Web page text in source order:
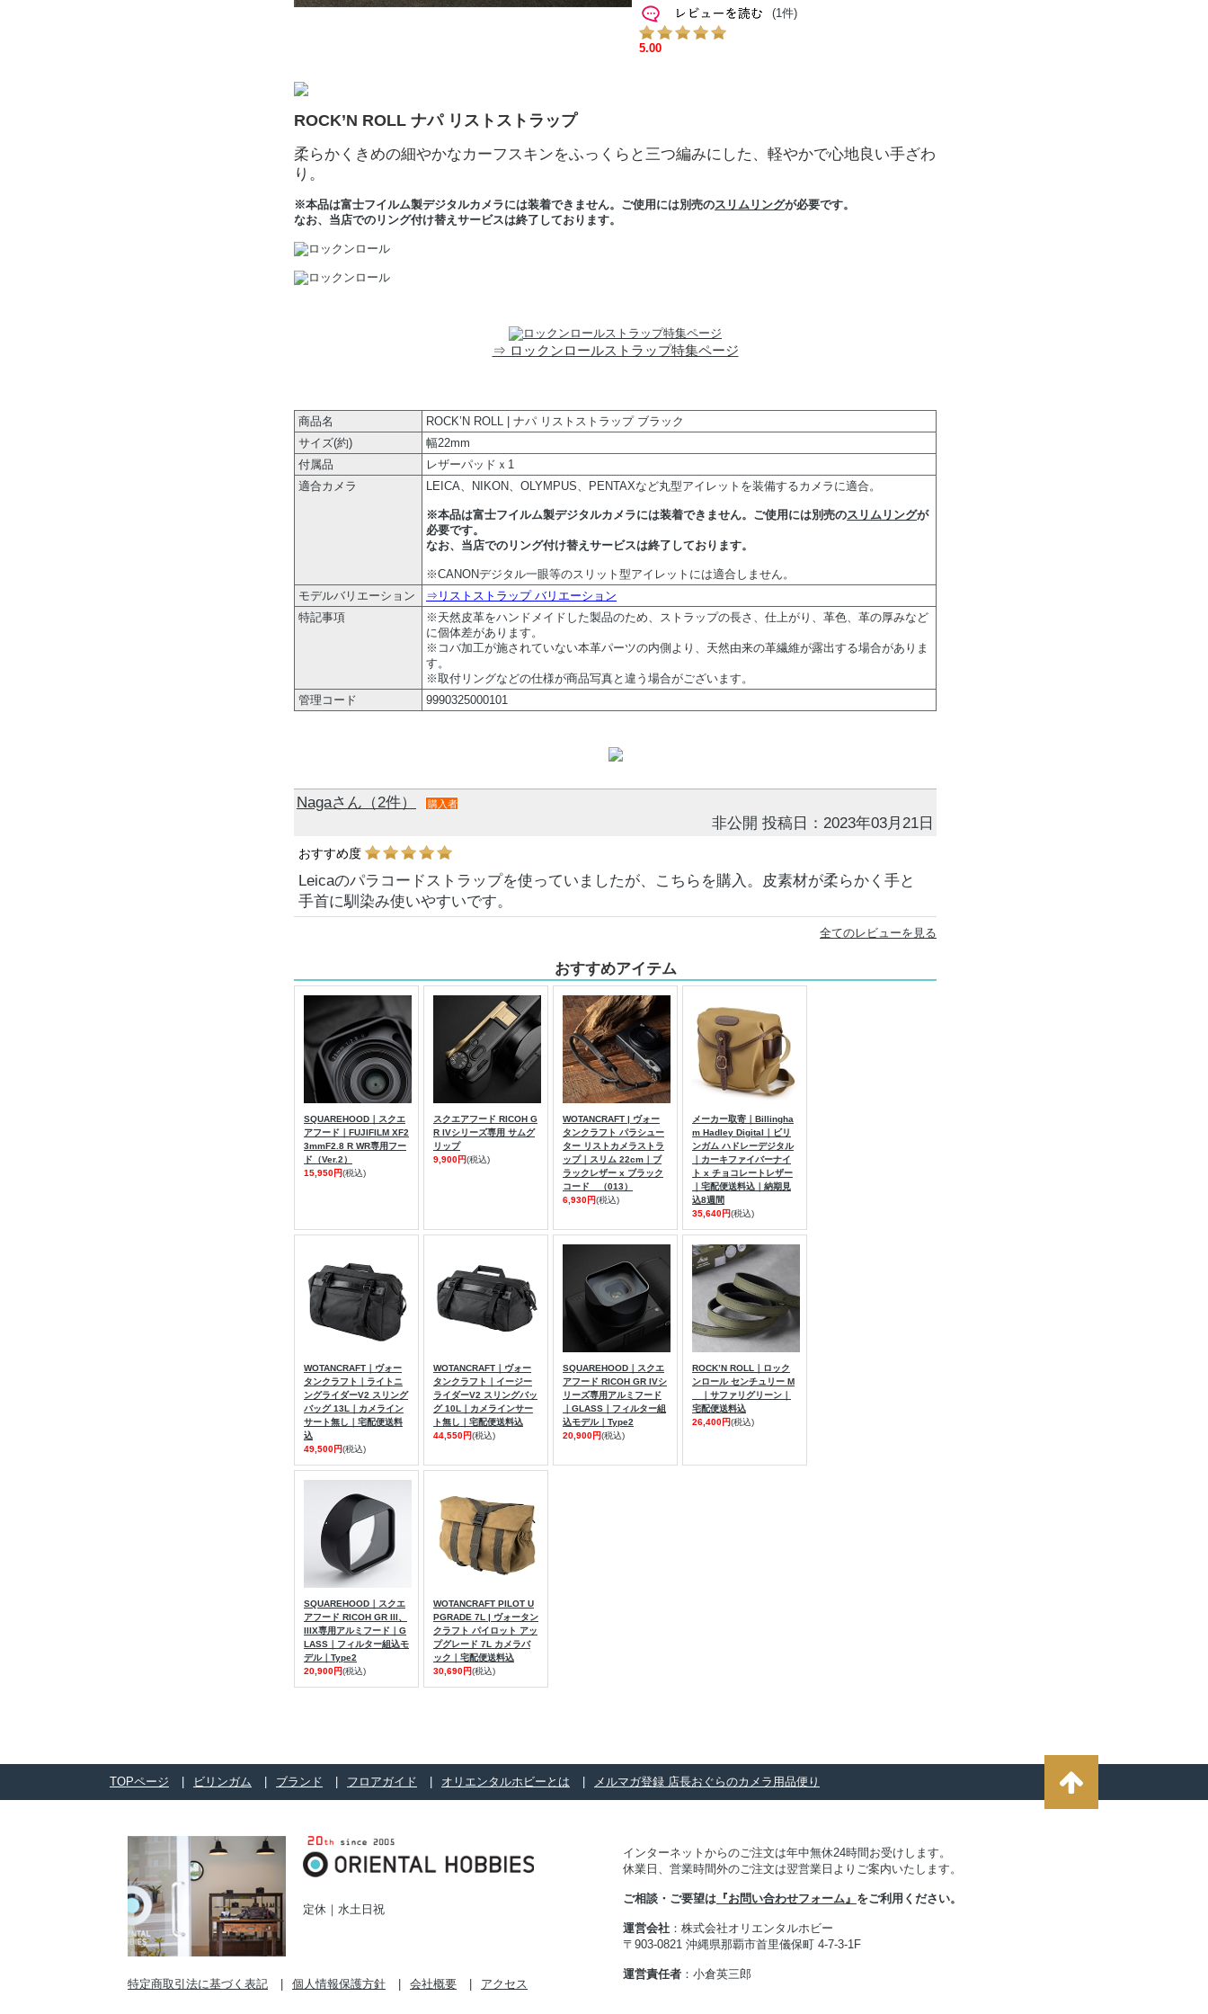
(1件)
ROCK’N ROLL ナパ リストストラップ
柔らかくきめの細やかなカーフスキンをふっくらと三つ編みにした、軽やかで心地良い手ざわ
り。
※本品は富士フイルム製デジタルカメラには装着できません。ご使用には別売のスリムリングが必要です。
なお、当店でのリング付け替えサービスは終了しております。
⇒ ロックンロールストラップ特集ページ
商品名
ROCK’N ROLL | ナパ リストストラップ ブラック
サイズ(約)
幅22mm
付属品
レザーパッドｘ1
適合カメラ
LEICA、NIKON、OLYMPUS、PENTAXなど丸型アイレットを装備するカメラに適合。
※本品は富士フイルム製デジタルカメラには装着できません。ご使用には別売のスリムリングが
必要です。
なお、当店でのリング付け替えサービスは終了しております。
※CANONデジタル一眼等のスリット型アイレットには適合しません。
モデルバリエーション
⇒リストストラップ バリエーション
特記事項
※天然皮革をハンドメイドした製品のため、ストラップの長さ、仕上がり、革色、革の厚みなど
に個体差があります。
※コバ加工が施されていない本革パーツの内側より、天然由来の革繊維が露出する場合がありま
す。
※取付リングなどの仕様が商品写真と違う場合がございます。
管理コード
9990325000101
Nagaさん（2件） 購入者
非公開 投稿日：2023年03月21日
おすすめ度
Leicaのパラコードストラップを使っていましたが、こちらを購入。皮素材が柔らかく手と
手首に馴染み使いやすいです。
全てのレビューを見る
おすすめアイテム
SQUAREHOOD｜スクエ
アフード｜FUJIFILM XF2
3mmF2.8 R WR専用フー
ド（Ver.2）
15,950円(税込)
スクエアフード RICOH G
R IVシリーズ専用 サムグ
リップ
9,900円(税込)
WOTANCRAFT | ヴォー
タンクラフト パラシュー
ター リストカメラストラ
ップ｜スリム 22cm｜ブ
ラックレザー x ブラック
コード （013）
6,930円(税込)
メーカー取寄｜Billingha
m Hadley Digital｜ビリ
ンガム ハドレーデジタル
｜カーキファイバーナイ
ト x チョコレートレザー
｜宅配便送料込｜納期見
込8週間
35,640円(税込)
WOTANCRAFT｜ヴォー
タンクラフト｜ライトニ
ングライダーV2 スリング
バッグ 13L｜カメライン
サート無し｜宅配便送料
込
49,500円(税込)
WOTANCRAFT｜ヴォー
タンクラフト｜イージー
ライダーV2 スリングバッ
グ 10L｜カメラインサー
ト無し｜宅配便送料込
44,550円(税込)
SQUAREHOOD｜スクエ
アフード RICOH GR IVシ
リーズ専用アルミフード
｜GLASS｜フィルター組
込モデル｜Type2
20,900円(税込)
ROCK’N ROLL｜ロック
ンロール センチュリー M
｜サファリグリーン｜
宅配便送料込
26,400円(税込)
SQUAREHOOD｜スクエ
アフード RICOH GR III、
IIIX専用アルミフード｜G
LASS｜フィルター組込モ
デル｜Type2
20,900円(税込)
WOTANCRAFT PILOT U
PGRADE 7L | ヴォータン
クラフト パイロット アッ
プグレード 7L カメラバ
ック｜宅配便送料込
30,690円(税込)
TOPページ ビリンガム ブランド フロアガイド オリエンタルホビーとは メルマガ登録 店長おぐらのカメラ用品便り
定休｜水土日祝
特定商取引法に基づく表記 個人情報保護方針 会社概要 アクセス
インターネットからのご注文は年中無休24時間お受けします。
休業日、営業時間外のご注文は翌営業日よりご案内いたします。
ご相談・ご要望は 『お問い合わせフォーム』 をご利用ください。
運営会社 ：株式会社オリエンタルホビー
〒903-0821 沖縄県那覇市首里儀保町 4-7-3-1F
運営責任者 ：小倉英三郎